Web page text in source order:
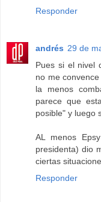
Responder
andrés 29 de
Pues si el nivel
no me
la menos
parece que
posible" y luego
AL menos
presidenta) dio
ciertas
Responder